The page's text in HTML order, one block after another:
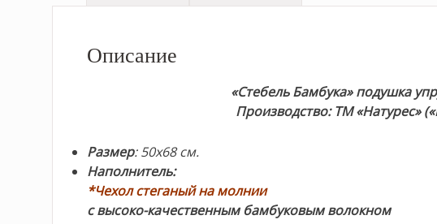
Описание
«Стебель Бамбука» подушка
Производство: ТМ «Натурес»
Размер: 50х68 см.
Наполнитель:
*Чехол стеганый на молнии
с высоко-качественным бамбуковым волокном